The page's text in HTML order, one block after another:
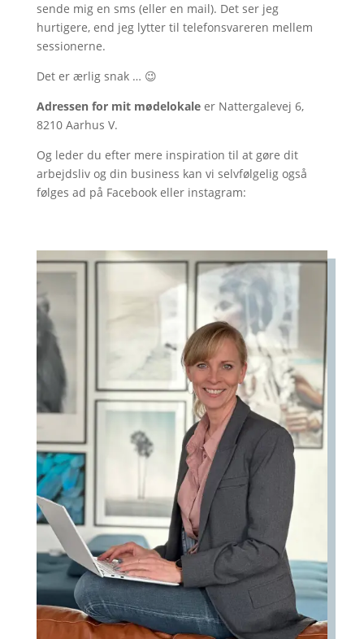
sende mig en sms (eller en mail). Det ser jeg
hurtigere, end jeg lytter til telefonsvareren mellem
sessionerne.
Det er ærlig snak … 😉
Adressen for mit mødelokale er Nattergalevej 6,
8210 Aarhus V.
Og leder du efter mere inspiration til at gøre dit
arbejdsliv og din business kan vi selvfølgelig også
følges ad på Facebook eller instagram: